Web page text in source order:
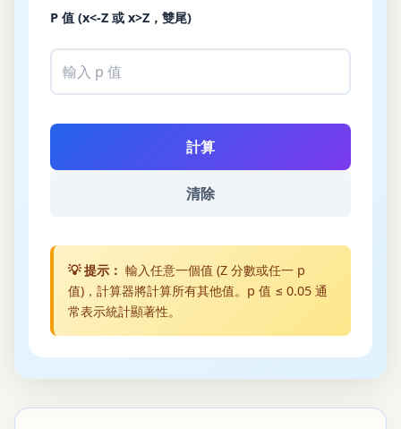
P 值 (x<-Z 或 x>Z，雙尾)
計算
清除
💡提示： 輸入任意一個值 (Z 分數或任一 p
值)，計算器將計算所有其他值。p 值 ≤ 0.05 通
常表示統計顯著性。